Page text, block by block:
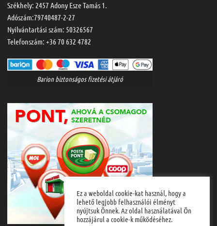
Székhely: 2457 Adony Esze Tamás 1.
Adószám:79740487-2-27
Nyilvántartási szám: 50326567
Telefonszám: +36 70 632 4782
Barion biztonságos fizetési átjáró
Ez a weboldal cookie-kat használ, hogy a
lehető legjobb felhasználói élményt
nyújtsuk Önnek. Az oldal használatával Ön
hozzájárul a cookie-k működéséhez.